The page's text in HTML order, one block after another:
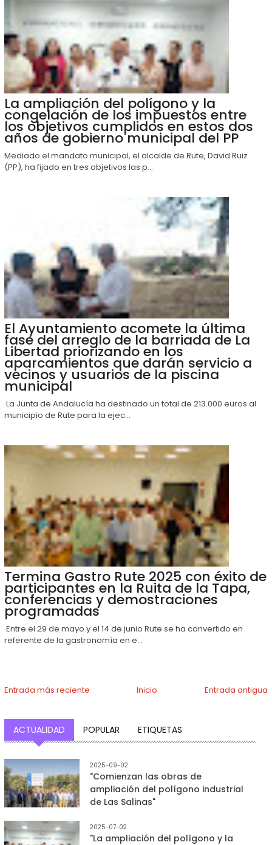
La ampliación del polígono y la
congelación de los impuestos entre
los objetivos cumplidos en estos dos
años de gobierno municipal del PP
Mediado el mandato municipal, el alcalde de Rute, David Ruiz
(PP), ha fijado en tres objetivos las p...
El Ayuntamiento acomete la última
fase del arreglo de la barriada de La
Libertad priorizando en los
aparcamientos que darán servicio a
vecinos y usuarios de la piscina
municipal
La Junta de Andalucía ha destinado un total de 213.000 euros al
municipio de Rute para la ejec...
Termina Gastro Rute 2025 con éxito de
participantes en la Ruita de la Tapa,
conferencias y demostraciones
programadas
Entre el 29 de mayo y el 14 de junio Rute se ha convertido en
referente de la gastronomía en e...
Entrada más reciente Entrada antigua
Inicio
ACTUALIDAD POPULAR ETIQUETAS
2025-09-02
"Comienzan las obras de
ampliación del polígono industrial
de Las Salinas"
2025-07-02
"La ampliación del polígono y la